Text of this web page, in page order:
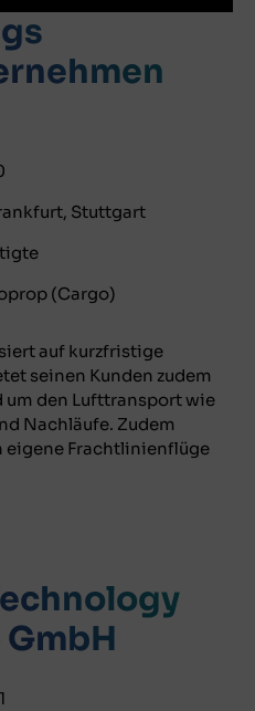
Platform
Stuttgart
(Cargo)
auf kurzfristige
seinen Kunden zudem
um den Lufttransport wie
Nachläufe. Zudem
eigene Frachtlinienflüge